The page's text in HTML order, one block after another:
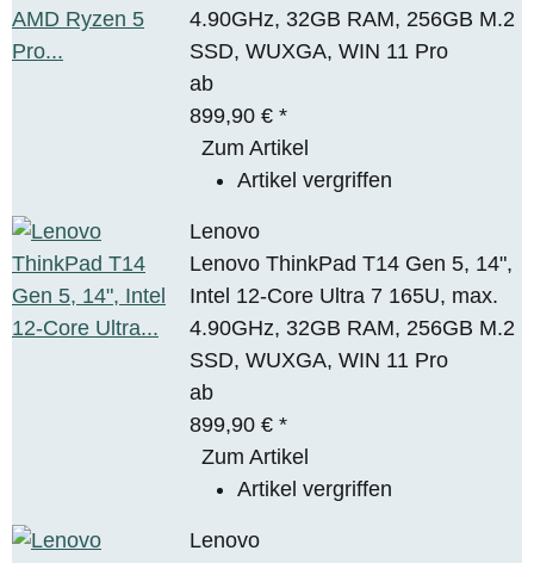
4.90GHz, 32GB RAM, 256GB M.2
SSD, WUXGA, WIN 11 Pro
ab
899,90 €*
Zum Artikel
Artikel vergriffen
Lenovo
Lenovo ThinkPad T14 Gen 5, 14",
Intel 12-Core Ultra 7 165U, max.
4.90GHz, 32GB RAM, 256GB M.2
SSD, WUXGA, WIN 11 Pro
ab
899,90 €*
Zum Artikel
Artikel vergriffen
Lenovo